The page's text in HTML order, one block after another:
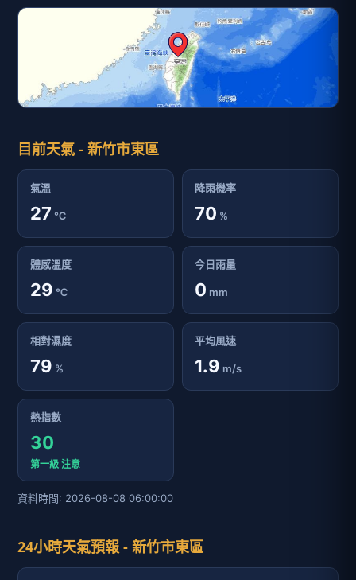
目前天氣 - 新竹市東區
氣溫
27 ℃
降雨機率
70 %
體感溫度
29 ℃
今日雨量
0 mm
相對濕度
79 %
平均風速
1.9 m/s
熱指數
30
第一級 注意
資料時間: 2026-08-08 06:00:00
24小時天氣預報 - 新竹市東區